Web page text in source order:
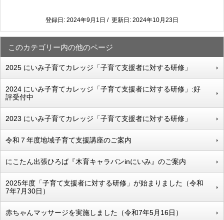
登録日: 2024年9月1日 / 更新日: 2024年10月23日
このカテゴリー内の他のページ
2025 にいみ子育てカレッジ「子育て支援者に対する研修」
2024 にいみ子育てカレッジ「子育て支援者に対する研修」:好
評受付中
2023 にいみ子育てカレッジ「子育て支援者に対する研修」
令和７年度地域子育て支援講座のご案内
にこたん出張ひろば『木育キャラバンinにいみ』のご案内
2025年度「子育て支援者に対する研修」が始まりました（令和
7年7月30日）
赤ちゃんマッサージを実施しました（令和7年5月16日）